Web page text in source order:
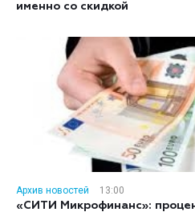
именно со скидкой
Архив новостей
13:00
«СИТИ Микрофинанс»: